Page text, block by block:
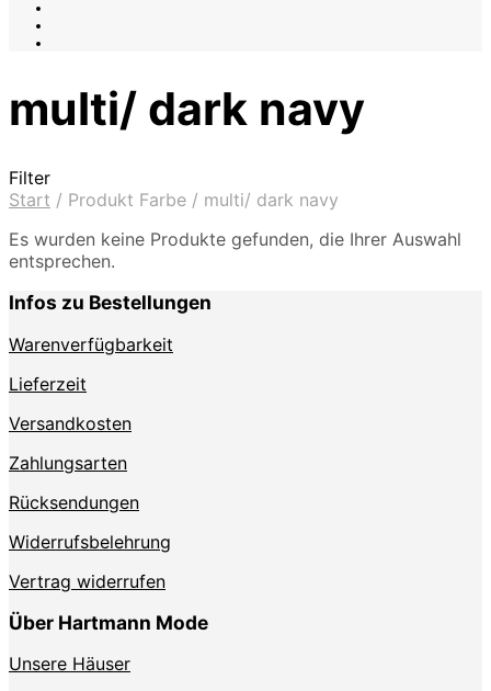
multi/ dark navy
Filter
Start / Produkt Farbe / multi/ dark navy
Es wurden keine Produkte gefunden, die Ihrer Auswahl
entsprechen.
Infos zu Bestellungen
Warenverfügbarkeit
Lieferzeit
Versandkosten
Zahlungsarten
Rücksendungen
Widerrufsbelehrung
Vertrag widerrufen
Über Hartmann Mode
Unsere Häuser